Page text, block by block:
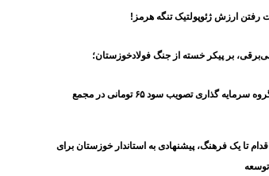
رفتن ارزش ژئوپولتیک تنگه هرمز!
بر پیکر خسته‌ از جنگ فولادخوزستان؛
اخبار گروه سرمایه گذاری تصویب سود ۶۵ تومانی در مجمع
تا یک فرهنگ، پیشنهادی به استاندار خوزستان برای